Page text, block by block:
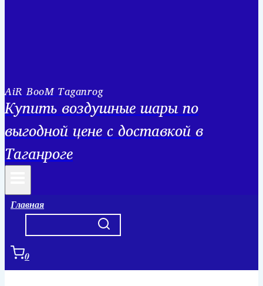
AiR BooM Taganrog
Купить воздушные шары по
выгодной цене с доставкой в
Таганроге
Главная
0